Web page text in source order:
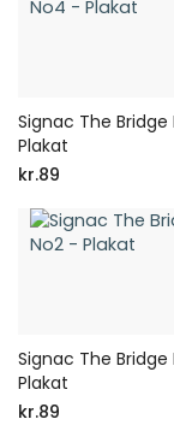
Signac The Bridge
Plakat
kr.89
Signac The Bridge
Plakat
kr.89